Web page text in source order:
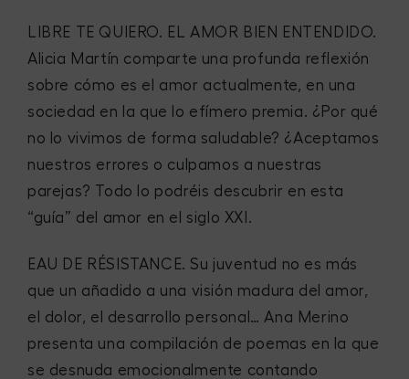
LIBRE TE QUIERO. EL AMOR BIEN ENTENDIDO.
Alicia Martín comparte una profunda reflexión
sobre cómo es el amor actualmente, en una
sociedad en la que lo efímero premia. ¿Por qué
no lo vivimos de forma saludable? ¿Aceptamos
nuestros errores o culpamos a nuestras
parejas? Todo lo podréis descubrir en esta
“guía” del amor en el siglo XXI.
EAU DE RÉSISTANCE. Su juventud no es más
que un añadido a una visión madura del amor,
el dolor, el desarrollo personal… Ana Merino
presenta una compilación de poemas en la que
se desnuda emocionalmente contando